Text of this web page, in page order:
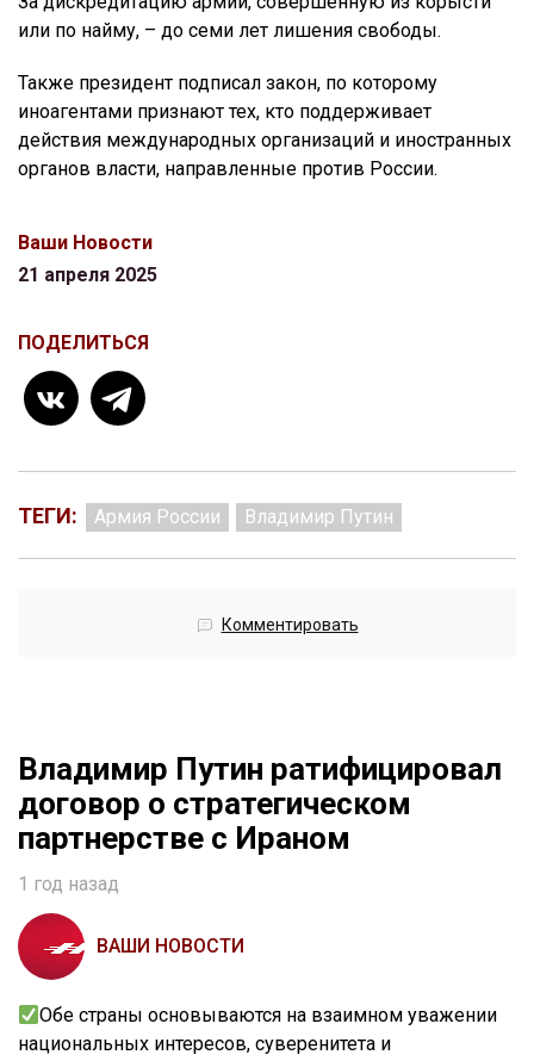
или по найму, – до семи лет лишения свободы.
Также президент подписал закон, по которому
иноагентами признают тех, кто поддерживает
действия международных организаций и иностранных
органов власти, направленные против России.
Ваши Новости
21 апреля 2025
ПОДЕЛИТЬСЯ
ТЕГИ: Армия России Владимир Путин
Комментировать
Владимир Путин ратифицировал
договор о стратегическом
партнерстве с Ираном
1 год назад
ВАШИ НОВОСТИ
Обе страны основываются на взаимном уважении
национальных интересов, суверенитета и